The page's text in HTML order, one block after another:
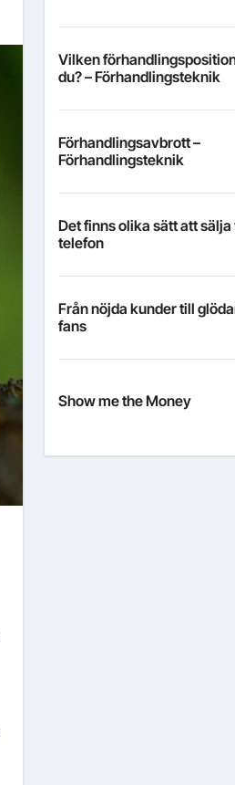
Vilken
du? – Förhandlingsteknik
Förhandlingsavbrott –
Förhandlingsteknik
Det finns olika sätt att sälja
telefon
Från nöjda kunder till
fans
Show me the Money